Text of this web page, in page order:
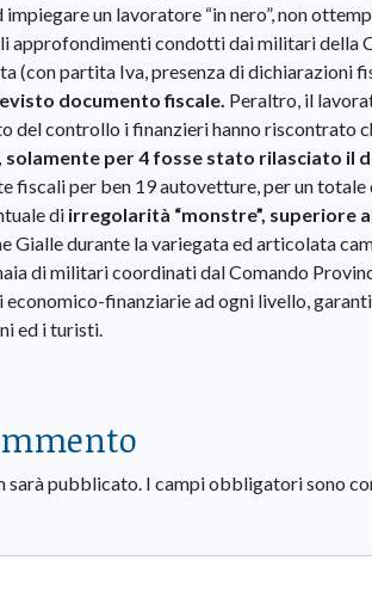
un lavoratore “in nero”, non
approfondimenti condotti dai militari della
(con partita Iva, presenza di dichiarazioni
documento fiscale. Peraltro, il
del controllo i finanzieri hanno riscontrato
per 4 fosse stato rilasciato il
fiscali per ben 19 autovetture, per un
di irregolarità “monstre”, superiore
Gialle durante la variegata ed articolata
di militari coordinati dal Comando
finanziarie ad ogni livello,
ed i turisti.
sarà pubblicato. I campi obbligatori sono